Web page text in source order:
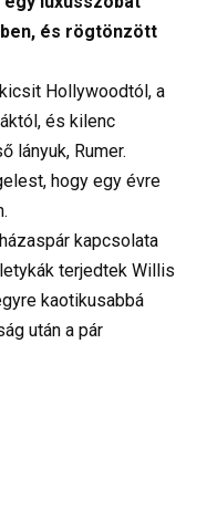
és rögtönzött
Hollywoodtól, a
és kilenc
lányuk, Rumer.
hogy egy évre
kapcsolata
terjedtek Willis
kaotikusabbá
után a pár